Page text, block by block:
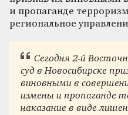
и пропаганде
региональное
Сегодня 2-й
суд в Новосибирске
виновными в
измены и пропаганде
наказание в виде